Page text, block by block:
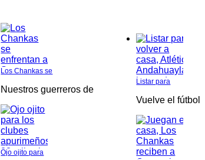
Los Chankas se
Nuestros guerreros de
Ojo ojito para
Listar para
Vuelve el fútbol